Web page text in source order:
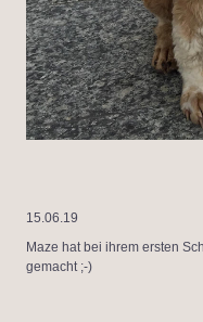
15.06.19
Maze hat bei ihrem ersten
gemacht ;-)